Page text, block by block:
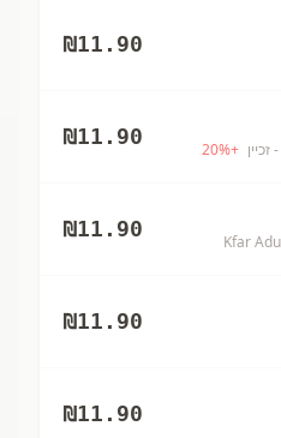
₪11.90
+
20%
₪11.90
₪11.90
₪11.90
₪11.90